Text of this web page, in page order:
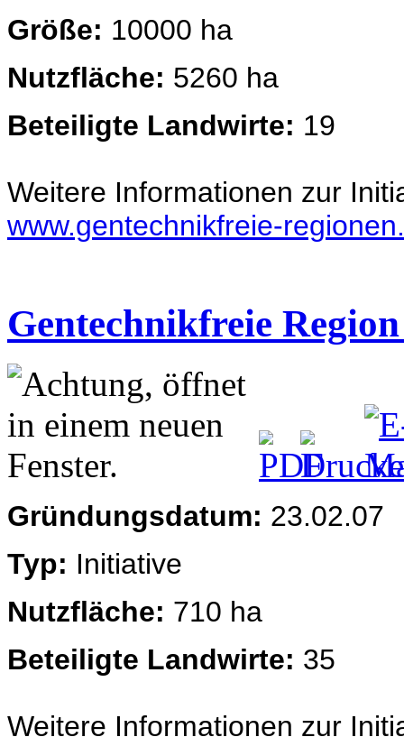
Größe: 10000 ha
Nutzfläche: 5260 ha
Beteiligte Landwirte: 19
Weitere Informationen zur
www.gentechnikfreie-
Gentechnikfreie
Gründungsdatum: 23.02.07
Typ: Initiative
Nutzfläche: 710 ha
Beteiligte Landwirte: 35
Weitere Informationen zur